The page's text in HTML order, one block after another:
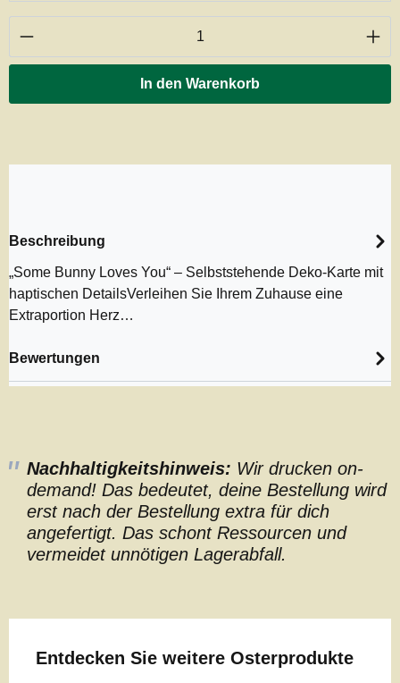
Produkt Anzahl: Gib den gewünschten
In den Warenkorb
Beschreibung
„Some Bunny Loves You“ – Selbststehende Deko-Karte mit
haptischen DetailsVerleihen Sie Ihrem Zuhause eine
Extraportion Herz…
Bewertungen
Nachhaltigkeitshinweis: Wir drucken on-
demand! Das bedeutet, deine Bestellung wird
erst nach der Bestellung extra für dich
angefertigt. Das schont Ressourcen und
vermeidet unnötigen Lagerabfall.
Produktgalerie überspringen
Entdecken Sie weitere Osterprodukte